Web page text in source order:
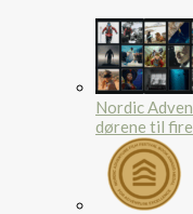
Nordic
dørene til